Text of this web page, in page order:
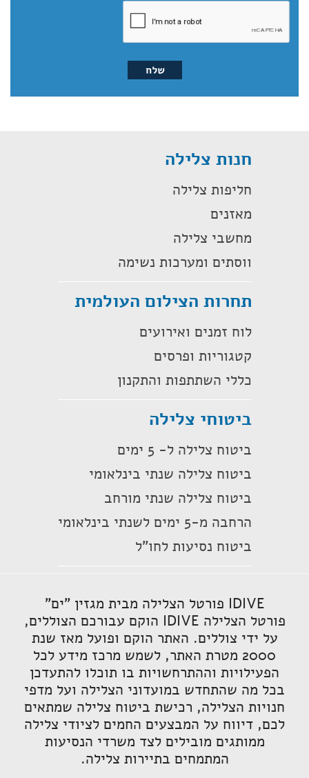
חנות צלילה
חליפות צלילה
מאזנים
מחשבי צלילה
ווסתים ומערכות נשימה
תחרות הצילום העולמית
לוח זמנים ואירועים
קטגוריות ופרסים
כללי השתתפות והתקנון
ביטוחי צלילה
ביטוח צלילה ל- 5 ימים
ביטוח צלילה שנתי בינלאומי
ביטוח צלילה שנתי מורחב
הרחבה מ-5 ימים לשנתי בינלאומי
ביטוח נסיעות לחו"ל
IDIVE פורטל הצלילה מבית מגזין "ים"
פורטל הצלילה IDIVE הוקם עבורכם הצוללים,
על ידי צוללים. האתר הוקם ופועל מאז שנת
2000 מטרת האתר, לשמש מרכז מידע לכל
הפעילויות וההתרחשויות בו תוכלו להתעדכן
בכל מה שהתחדש במועדוני הצלילה ועל מדפי
חנויות הצלילה, רכישת ביטוח צלילה שמתאים
לכם, דיווח על המבצעים החמים לציודי צלילה
ממותגים מובילים לצד משרדי הנסיעות
המתמחים בתיירות צלילה.